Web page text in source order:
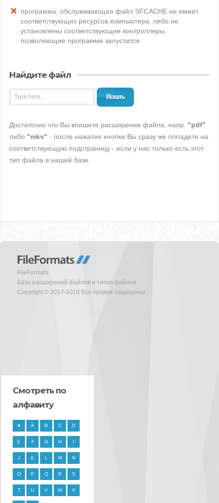
программа, обслуживающая файл SFCACHE не имеет
соответствующих ресурсов компьютера, либо не
установлены соответствующие контроллеры,
позволяющие программе запустится
Найдите файл
Искать
Достаточно что Вы впишете расширение файла, напр. "pdf"
либо "mkv" - после нажатия кнопки Вы сразу же попадете на
соответствующую подстраницу - если у нас только есть этот
тип файла в нашей базе.
FileFormats
База расширений файлов и типов файлов
Copyright © 2017-2018 Все правая защищены
Смотреть по
алфавиту
# A B C D
E F G H I
J K L M N
O P Q R S
T U V W X